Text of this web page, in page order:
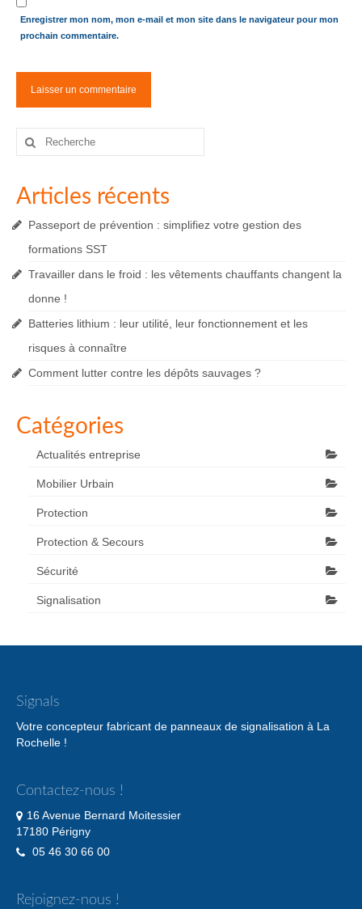
Enregistrer mon nom, mon e-mail et mon site dans le navigateur pour mon
prochain commentaire.
Rechercher
Articles récents
Passeport de prévention : simplifiez votre gestion des
formations SST
Travailler dans le froid : les vêtements chauffants changent la
donne !
Batteries lithium : leur utilité, leur fonctionnement et les
risques à connaître
Comment lutter contre les dépôts sauvages ?
Catégories
Actualités entreprise
Mobilier Urbain
Protection
Protection & Secours
Sécurité
Signalisation
Signals
Votre concepteur fabricant de panneaux de signalisation à La
Rochelle !
Contactez-nous !
16 Avenue Bernard Moitessier
17180 Périgny
05 46 30 66 00
Rejoignez-nous !